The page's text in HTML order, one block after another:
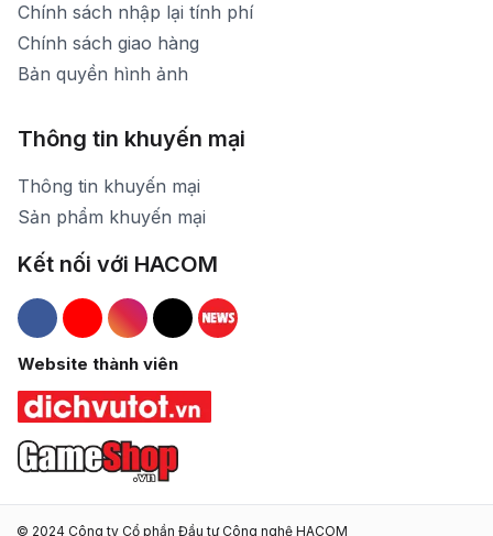
Chính sách nhập lại tính phí
Chính sách giao hàng
Bản quyền hình ảnh
Thông tin khuyến mại
Thông tin khuyến mại
Sản phẩm khuyến mại
Kết nối với HACOM
Hacom Facebook
Hacom YouTube
Hacom Instagram
Hacom TikTok
Website thành viên
© 2024 Công ty Cổ phần Đầu tư Công nghệ HACOM